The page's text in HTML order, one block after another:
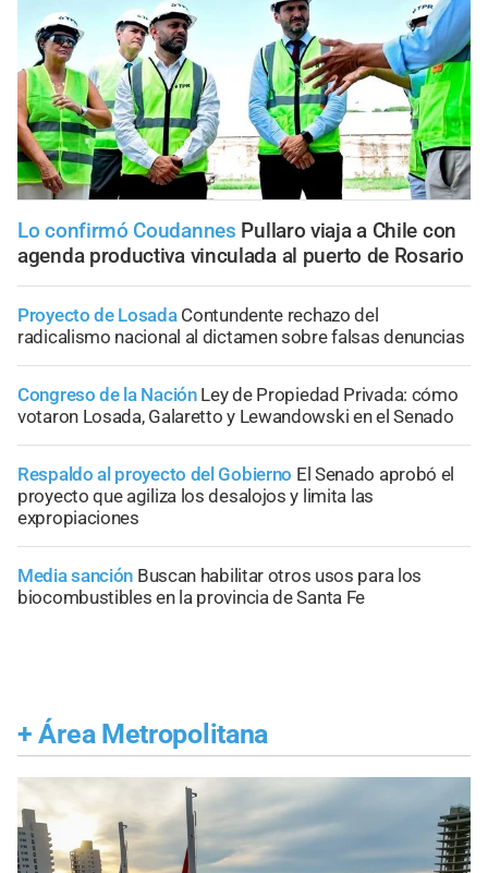
Lo confirmó Coudannes Pullaro viaja a Chile con
agenda productiva vinculada al puerto de Rosario
Proyecto de Losada Contundente rechazo del
radicalismo nacional al dictamen sobre falsas denuncias
Congreso de la Nación Ley de Propiedad Privada: cómo
votaron Losada, Galaretto y Lewandowski en el Senado
Respaldo al proyecto del Gobierno El Senado aprobó el
proyecto que agiliza los desalojos y limita las
expropiaciones
Media sanción Buscan habilitar otros usos para los
biocombustibles en la provincia de Santa Fe
+ Área Metropolitana